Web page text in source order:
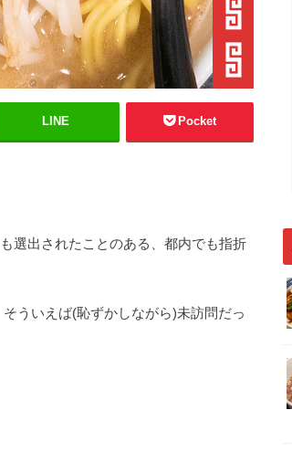
LINE Pocket
選出されたことのある、都内でも指折
ういえば(恥ずかしながら)未訪問だっ